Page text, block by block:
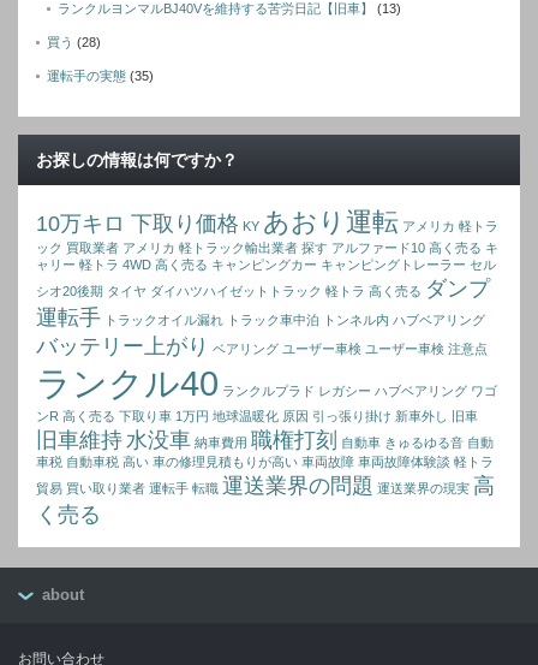
ランクルヨンマルBJ40Vを維持する苦労日記【旧車】 (13)
買う (28)
運転手の実態 (35)
お探しの情報は何ですか？
10万キロ 下取り価格 KY あおり運転 アメリカ 軽トラ
ック 買取業者 アメリカ 軽トラック輸出業者 探す アルファード10 高く売る キ
ャリー 軽トラ 4WD 高く売る キャンピングカー キャンピングトレーラー セル
シオ20後期 タイヤ ダイハツハイゼットトラック 軽トラ 高く売る ダンプ
運転手 トラックオイル漏れ トラック車中泊 トンネル内 ハブベアリング
バッテリー上がり ベアリング ユーザー車検 ユーザー車検 注意点
ランクル40 ランクルプラド レガシー ハブベアリング ワゴ
ンR 高く売る 下取り車 1万円 地球温暖化 原因 引っ張り掛け 新車外し 旧車
旧車維持水没車 納車費用 職権打刻 自動車 きゅるゆる音 自動
車税 自動車税 高い 車の修理見積もりが高い 車両故障 車両故障体験談 軽トラ
貿易 買い取り業者 運転手 転職 運送業界の問題 運送業界の現実 高
く売る
about
お問い合わせ